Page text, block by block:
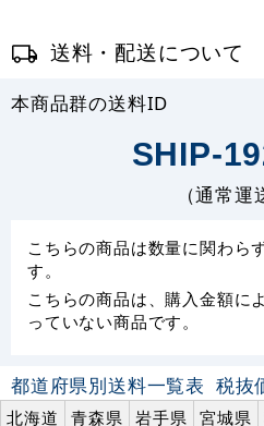
送料・配送について
本商品群の送料ID
SHIP-
（通常運
こちらの商品は数量に関わら
す。
こちらの商品は、購入金額に
っていない商品です。
都道府県別送料一覧表 税抜
北海道
青森県 岩手県 宮城県